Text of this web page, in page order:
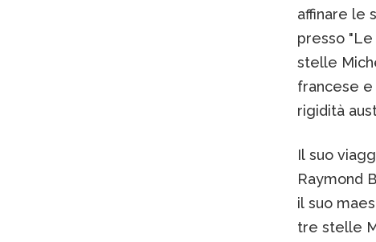
affinare le
presso
stelle
francese
rigidità
Il suo
Raymond
il suo
tre stelle